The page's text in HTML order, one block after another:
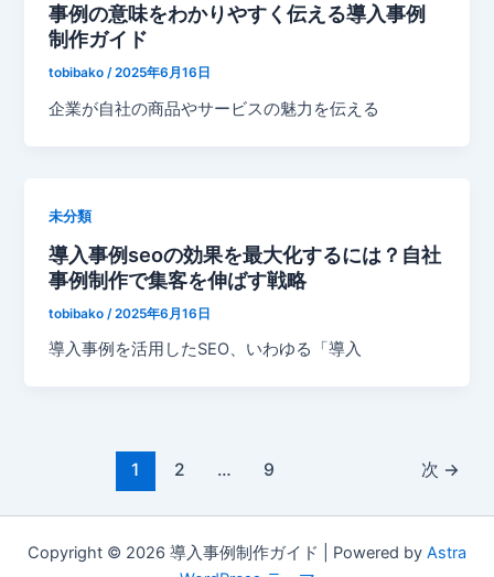
事例の意味をわかりやすく伝える導入事例
制作ガイド
tobibako/2025年6月16日
企業が自社の商品やサービスの魅力を伝える
未分類
導入事例seoの効果を最大化するには？自社
事例制作で集客を伸ばす戦略
tobibako /2025年6月16日
導入事例を活用したSEO、いわゆる「導入
1 2 … 9 次 →
Copyright © 2026 導入事例制作ガイド | Powered by Astra